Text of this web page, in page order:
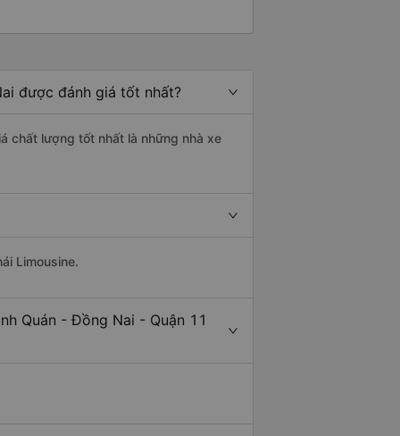
được đánh giá tốt nhất?
chất lượng tốt nhất là những nhà xe
Limousine.
Quán - Đồng Nai - Quận 11